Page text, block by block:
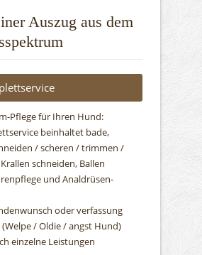
Fellpflege
Auszug aus dem
Pflege für Ihren Hund:
beinhaltet bade,
/ scheren / trimmen /
schneiden, Ballen
und Analdrüsen-
oder verfassung
/ Oldie / angst Hund)
einzelne Leistungen